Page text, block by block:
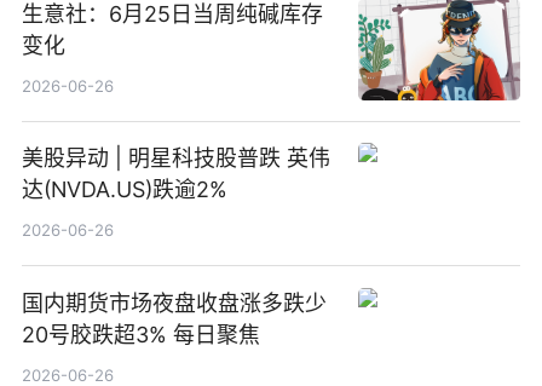
生意社：6月25日当周纯碱库存
变化
2026-06-26
美股异动 | 明星科技股普跌 英伟
达(NVDA.US)跌逾2%
2026-06-26
国内期货市场夜盘收盘涨多跌少
20号胶跌超3% 每日聚焦
2026-06-26